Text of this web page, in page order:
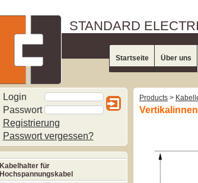
STANDARD
Startseite Über uns
Login
Passwort
Registrierung
Passwort vergessen?
Kabelhalter für
Hochspannungskabel
Products >